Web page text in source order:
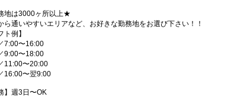
地は3000ヶ所以上★
ら通いやすいエリアなど、お好きな勤務地をお選び下さい！！
ト例】
7:00〜16:00
9:00〜18:00
11:00〜20:00
16:00〜翌9:00
】週3日〜OK